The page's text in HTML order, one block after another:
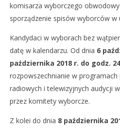
komisarza wyborczego
sporządzenie spisów wyborców w
Kandydaci w wyborach bez
datę w kalendarzu. Od dnia 6
października 2018 r. do godz.
rozpowszechnianie w
radiowych i telewizyjnych audycji
przez komitety wyborcze.
Z kolei do dnia 8 października